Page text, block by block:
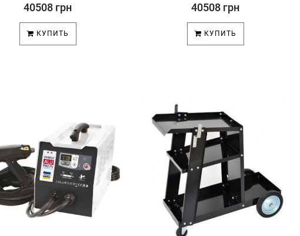
40508 грн
КУПИТЬ
40508 грн
КУПИТЬ